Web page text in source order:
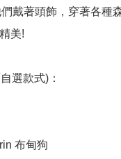
戴著頭飾，穿著各種
美!
選款式)：
布甸狗